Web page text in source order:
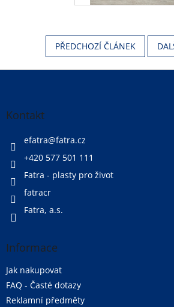
PŘEDCHOZÍ ČLÁNEK
Z
Kontakt
efatra@fatra.cz
+420 577 501 111
Fatra - plasty pro život
fatracr
Fatra, a.s.
Informace
Jak nakupovat
FAQ - Časté dotazy
Reklamní předměty